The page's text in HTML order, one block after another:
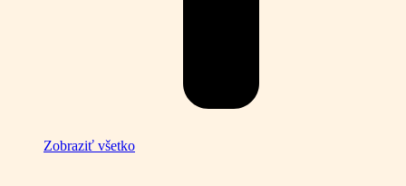
Zobraziť všetko